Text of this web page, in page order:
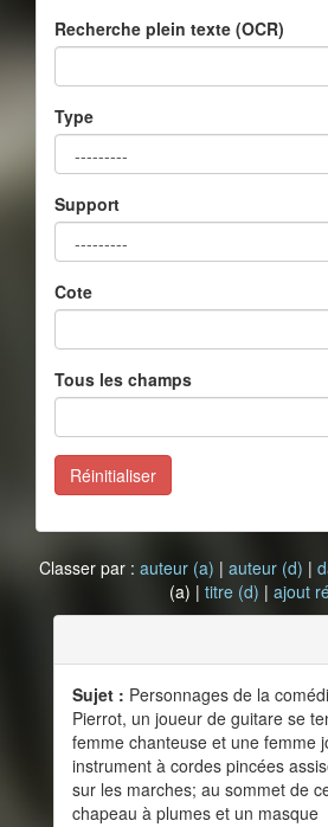
Recherche plein texte (OCR)
Type
Support
Cote
Tous les champs
Réinitialiser
Classer par : auteur (a) | auteur (d) |
(a) | titre (d) | ajout
Sujet : Personnages de la
Pierrot, un joueur de guitare se
femme chanteuse et une femme
instrument à cordes pincées
sur les marches; au sommet de
chapeau à plumes et un masque